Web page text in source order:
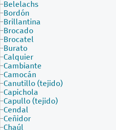
Belelachs
Bordón
Brillantina
Brocado
Brocatel
Burato
Calquier
Cambiante
Camocán
Canutillo (tejido)
Capichola
Capullo (tejido)
Cendal
Ceñidor
Chaúl